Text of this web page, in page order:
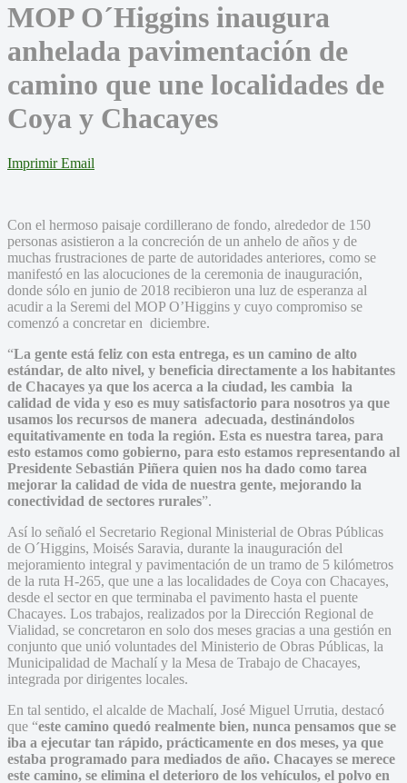
MOP O´Higgins inaugura
anhelada pavimentación de
camino que une localidades de
Coya y Chacayes
Imprimir Email
Con el hermoso paisaje cordillerano de fondo, alrededor de 150
personas asistieron a la concreción de un anhelo de años y de
muchas frustraciones de parte de autoridades anteriores, como se
manifestó en las alocuciones de la ceremonia de inauguración,
donde sólo en junio de 2018 recibieron una luz de esperanza al
acudir a la Seremi del MOP O’Higgins y cuyo compromiso se
comenzó a concretar en diciembre.
“La gente está feliz con esta entrega, es un camino de alto
estándar, de alto nivel, y beneficia directamente a los habitantes
de Chacayes ya que los acerca a la ciudad, les cambia la
calidad de vida y eso es muy satisfactorio para nosotros ya que
usamos los recursos de manera adecuada, destinándolos
equitativamente en toda la región. Esta es nuestra tarea, para
esto estamos como gobierno, para esto estamos representando al
Presidente Sebastián Piñera quien nos ha dado como tarea
mejorar la calidad de vida de nuestra gente, mejorando la
conectividad de sectores rurales”.
Así lo señaló el Secretario Regional Ministerial de Obras Públicas
de O´Higgins, Moisés Saravia, durante la inauguración del
mejoramiento integral y pavimentación de un tramo de 5 kilómetros
de la ruta H-265, que une a las localidades de Coya con Chacayes,
desde el sector en que terminaba el pavimento hasta el puente
Chacayes. Los trabajos, realizados por la Dirección Regional de
Vialidad, se concretaron en solo dos meses gracias a una gestión en
conjunto que unió voluntades del Ministerio de Obras Públicas, la
Municipalidad de Machalí y la Mesa de Trabajo de Chacayes,
integrada por dirigentes locales.
En tal sentido, el alcalde de Machalí, José Miguel Urrutia, destacó
que “este camino quedó realmente bien, nunca pensamos que se
iba a ejecutar tan rápido, prácticamente en dos meses, ya que
estaba programado para mediados de año. Chacayes se merece
este camino, se elimina el deterioro de los vehículos, el polvo en